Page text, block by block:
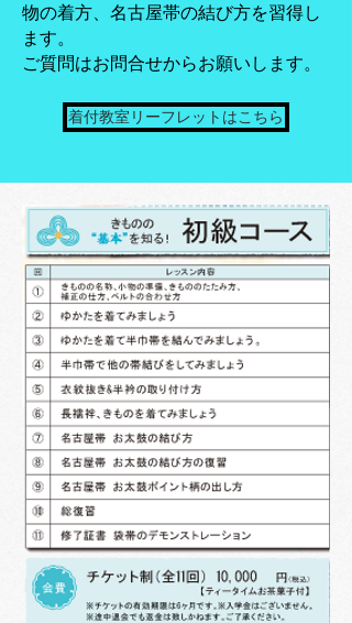
物の着方、名古屋帯の結び方を習得し
ます。
​ご質問はお問合せからお願いします。
着付教室リーフレットはこちら